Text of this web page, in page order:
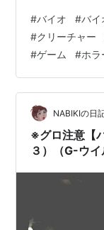
たちとの戦闘に
に変異を繰り返
出路であるエレ
ツを倒さない限
い。 特徴： 登
一定のダメ…
#バイオ #バイ
#クリーチャー
#ゲーム #ホラ
NABIKIの日
※グロ注意【
３）（G-ウイ